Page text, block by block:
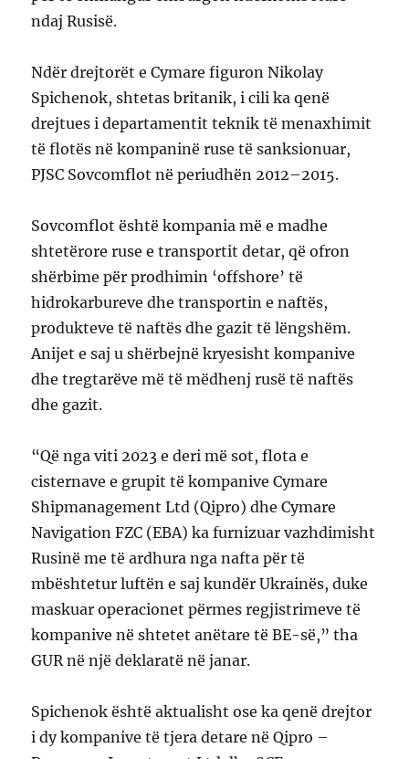
ndaj Rusisë.
Ndër drejtorët e Cymare figuron Nikolay
Spichenok, shtetas britanik, i cili ka qenë
drejtues i departamentit teknik të menaxhimit
të flotës në kompaninë ruse të sanksionuar,
PJSC Sovcomflot në periudhën 2012–2015.
Sovcomflot është kompania më e madhe
shtetërore ruse e transportit detar, që ofron
shërbime për prodhimin ‘offshore’ të
hidrokarbureve dhe transportin e naftës,
produkteve të naftës dhe gazit të lëngshëm.
Anijet e saj u shërbejnë kryesisht kompanive
dhe tregtarëve më të mëdhenj rusë të naftës
dhe gazit.
“Që nga viti 2023 e deri më sot, flota e
cisternave e grupit të kompanive Cymare
Shipmanagement Ltd (Qipro) dhe Cymare
Navigation FZC (EBA) ka furnizuar vazhdimisht
Rusinë me të ardhura nga nafta për të
mbështetur luftën e saj kundër Ukrainës, duke
maskuar operacionet përmes regjistrimeve të
kompanive në shtetet anëtare të BE-së,” tha
GUR në një deklaratë në janar.
Spichenok është aktualisht ose ka qenë drejtor
i dy kompanive të tjera detare në Qipro –